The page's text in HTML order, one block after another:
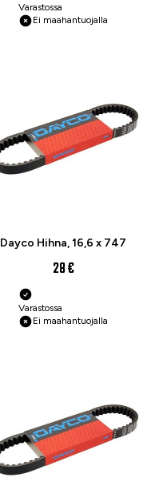
Varastossa
Ei maahantuojalla
Dayco Hihna, 16,6 x 747
28 €
Varastossa
Ei maahantuojalla